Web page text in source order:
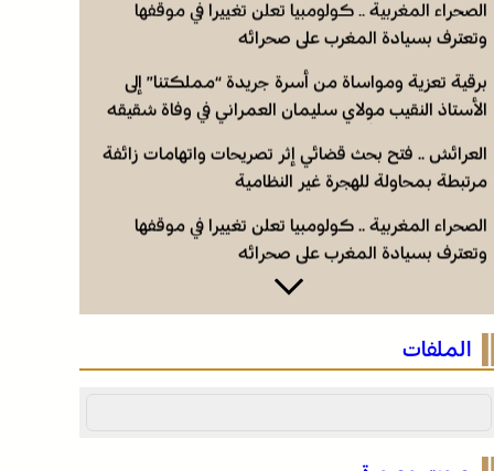
الصحراء المغربية .. كولومبيا تعلن تغييرا في موقفها
وتعترف بسيادة المغرب على صحرائه
برقية تعزية ومواساة من أسرة جريدة “مملكتنا” إلى
الأستاذ النقيب مولاي سليمان العمراني في وفاة شقيقه
العرائش .. فتح بحث قضائي إثر تصريحات واتهامات زائفة
مرتبطة بمحاولة للهجرة غير النظامية
الصحراء المغربية .. كولومبيا تعلن تغييرا في موقفها
وتعترف بسيادة المغرب على صحرائه
الصحراء المغربية .. كولومبيا تعلن تغييرا في موقفها
برقية تعزية ومواساة من أسرة جريدة “مملكتنا” إلى
الملفات